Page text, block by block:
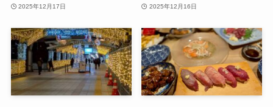
2025年12月17日 2025年12月16日